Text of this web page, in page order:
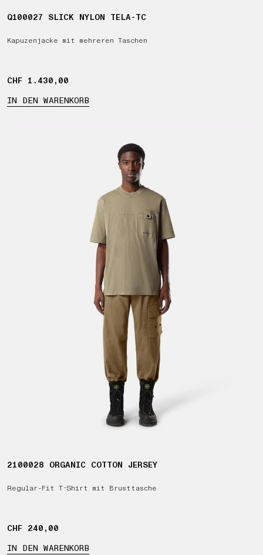
Q100027 SLICK NYLON TELA-TC
Kapuzenjacke mit mehreren Taschen
CHF 1.430,00
CHF 1.430,00
IN DEN WARENKORB
2100028 ORGANIC COTTON JERSEY
Regular-Fit T-Shirt mit Brusttasche
CHF 240,00
CHF 240,00
IN DEN WARENKORB